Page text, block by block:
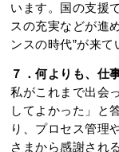
います。国の支援
スの充実などが進
ンスの時代”が来て
７．何よりも、仕
私がこれまで出会
してよかった」と
り、プロセス管理
さまから感謝され